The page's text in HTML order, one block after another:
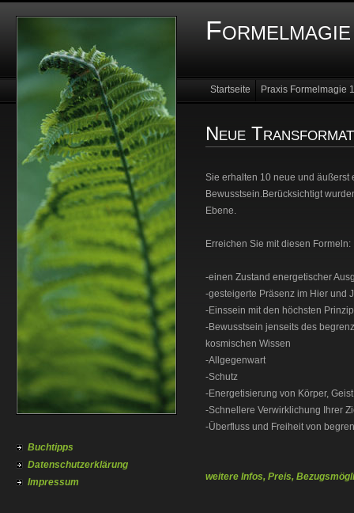
Buchtipps
Datenschutzerklärung
Impressum
Startseite
Praxis Formelmagie 1
Neue
Sie erhalten 10 neue und äußerst
Bewusstsein.Berücksichtigt
Ebene.
Erreichen Sie mit diesen Formeln:
-einen Zustand energetischer
-gesteigerte Präsenz im Hier und
-Einssein mit den höchsten
-Bewusstsein jenseits des
kosmischen Wissen
-Allgegenwart
-Schutz
-Energetisierung von Körper,
-Schnellere Verwirklichung Ihrer
-Überfluss und Freiheit von
weitere Infos, Preis,